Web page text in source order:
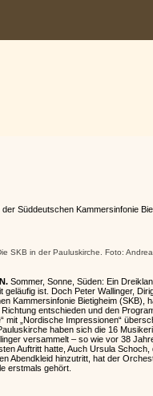
der Süddeutschen Kammersinfonie
SKB in der Pauluskirche. Foto:
Sommer, Sonne, Süden: Ein
geläufig ist. Doch Peter Wallinger,
Kammersinfonie Bietigheim (SKB),
entschieden und den
mit „Nordische Impressionen“
haben sich die 16
versammelt – so wie vor 38
Auftritt hatte, Auch Ursula Schoch,
Abendkleid hinzutritt, hat der
erstmals gehört.